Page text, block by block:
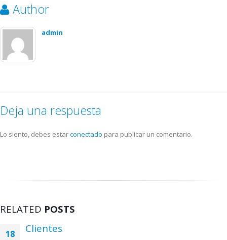
Author
admin
Deja una respuesta
Lo siento, debes estarconectado para publicar un comentario.
RELATED POSTS
18 Clientes